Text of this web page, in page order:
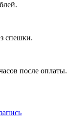
спешки.
после оплаты.